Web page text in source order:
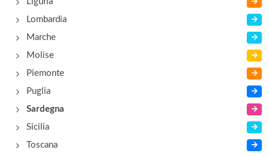
Bassu
viale Monastir 117, Cagliari
Lombardia
Marche
Molise
Piemonte
Puglia
Sardegna
Sicilia
Toscana